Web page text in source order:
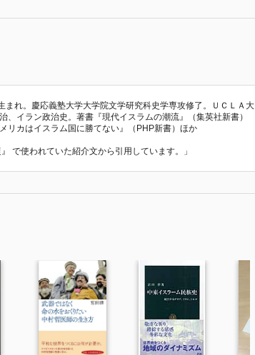
れ。慶応義塾大学大学院文学研究科史学専攻修了。ＵＣＬＡ大
イラン政治史。著書『現代イスラムの潮流』（集英社新書）
リカはイスラム国に勝てない』（PHP新書）ほか
で使われていた紹介文から引用しています。」